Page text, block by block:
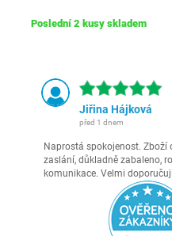
Poslední 2 kusy skladem
Jiřina Hájková
před 1 dnem
Naprostá spokojenost. Zboží
zaslání, důkladně zabaleno,
komunikace. Velmi